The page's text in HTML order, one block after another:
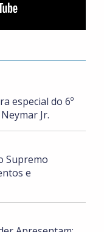
especial do 6º
Jr.
Supremo
e